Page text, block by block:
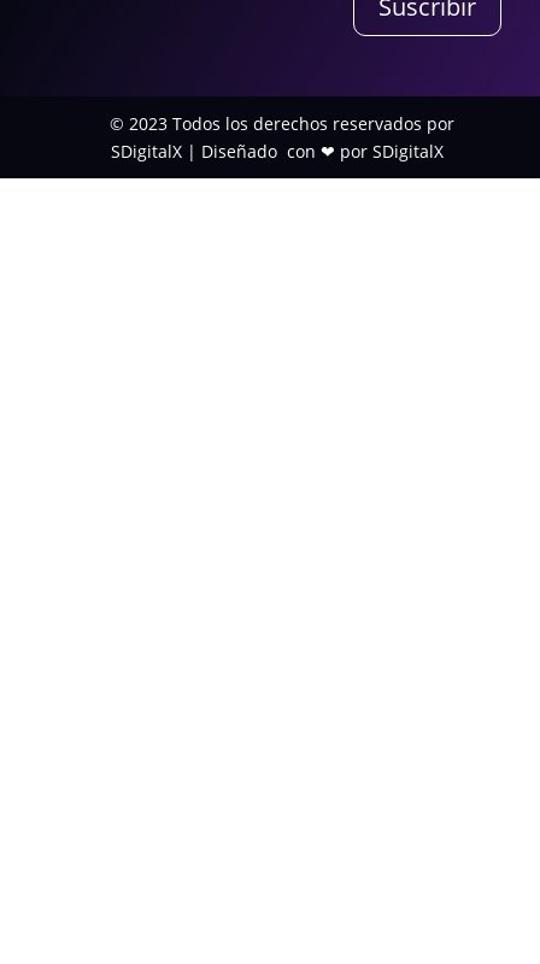
Suscribir
© 2023 Todos los derechos reservados por
SDigitalX | Diseñado con ❤ por SDigitalX